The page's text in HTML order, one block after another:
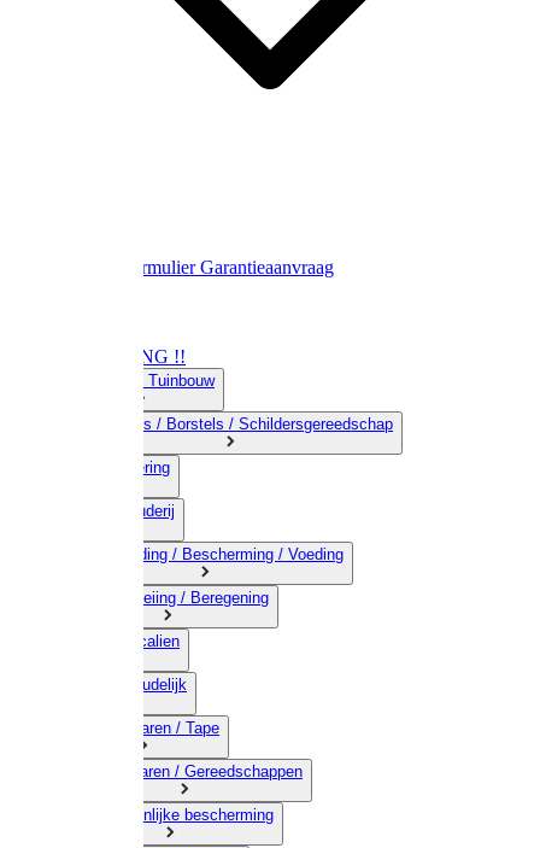
RetourformulierGarantieaanvraag
OPRUIMING !!
01) Land-& Tuinbouw
02) Bezems / Borstels / Schildersgereedschap
03) Afrastering
04) Veehouderij
05) Bestrijding / Bescherming / Voeding
06) Besproeiing / Beregening
07) Chemicalien
08) Huishoudelijk
09) Touwwaren / Tape
10) IJzerwaren / Gereedschappen
11) Persoonlijke bescherming